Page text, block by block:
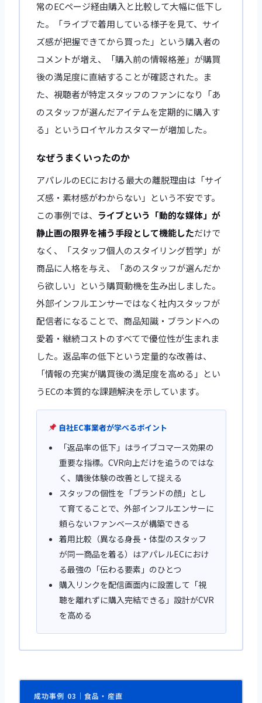
常のECページ経由購入と比較して大幅に低下し
た。「ライブで着用している様子を見て、サイ
ズ感が把握できてから買った」という購入者の
コメントが増え、「購入前の情報格差」が購買
後の満足度に直結することが確認された。ま
た、視聴者が特定スタッフのファンになり「あ
のスタッフが選んだアイテムを定期的に購入す
る」というロイヤルカスタマーが増加した。
なぜうまくいったのか
アパレルのECにおける最大の離脱理由は「サイ
ズ感・素材感がわからない」という不安です。
この事例では、 ライブという「動的な媒体」が
静止画の限界を補う手段として機能しただけで
なく、「スタッフ個人のスタイリング哲学」が
商品に人格を与え、「あのスタッフが選んだか
ら欲しい」という購買動機を生み出しました。
外部インフルエンサーではなく社内スタッフが
配信者になることで、商品知識・ブランドへの
愛着・継続コストのすべてで優位性が生まれま
した。返品率の低下という定量的な改善は、
「情報の充実が購買後の満足度を高める」とい
うECの本質的な課題解決を示しています。
自社EC事業者が学べるポイント
「返品率の低下」はライブコマース効果の
重要な指標。CVR向上だけを追うのではな
く、購後体験の改善として捉える
スタッフの個性を「ブランドの顔」とし
て育てることで、外部インフルエンサーに
頼らないファンベースが構築できる
着用比較（異なる身長・体型のスタッフ
が同一商品を着る）はアパレルECにおけ
る最強の「伝わる要素」のひとつ
購入リンクを配信画面内に設置して「視
聴を離れずに購入完結できる」設計がCVR
を高める
成功事例 03｜食品・産直